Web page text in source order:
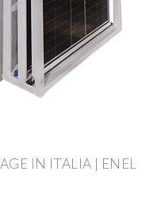
IN ITALIA | ENEL